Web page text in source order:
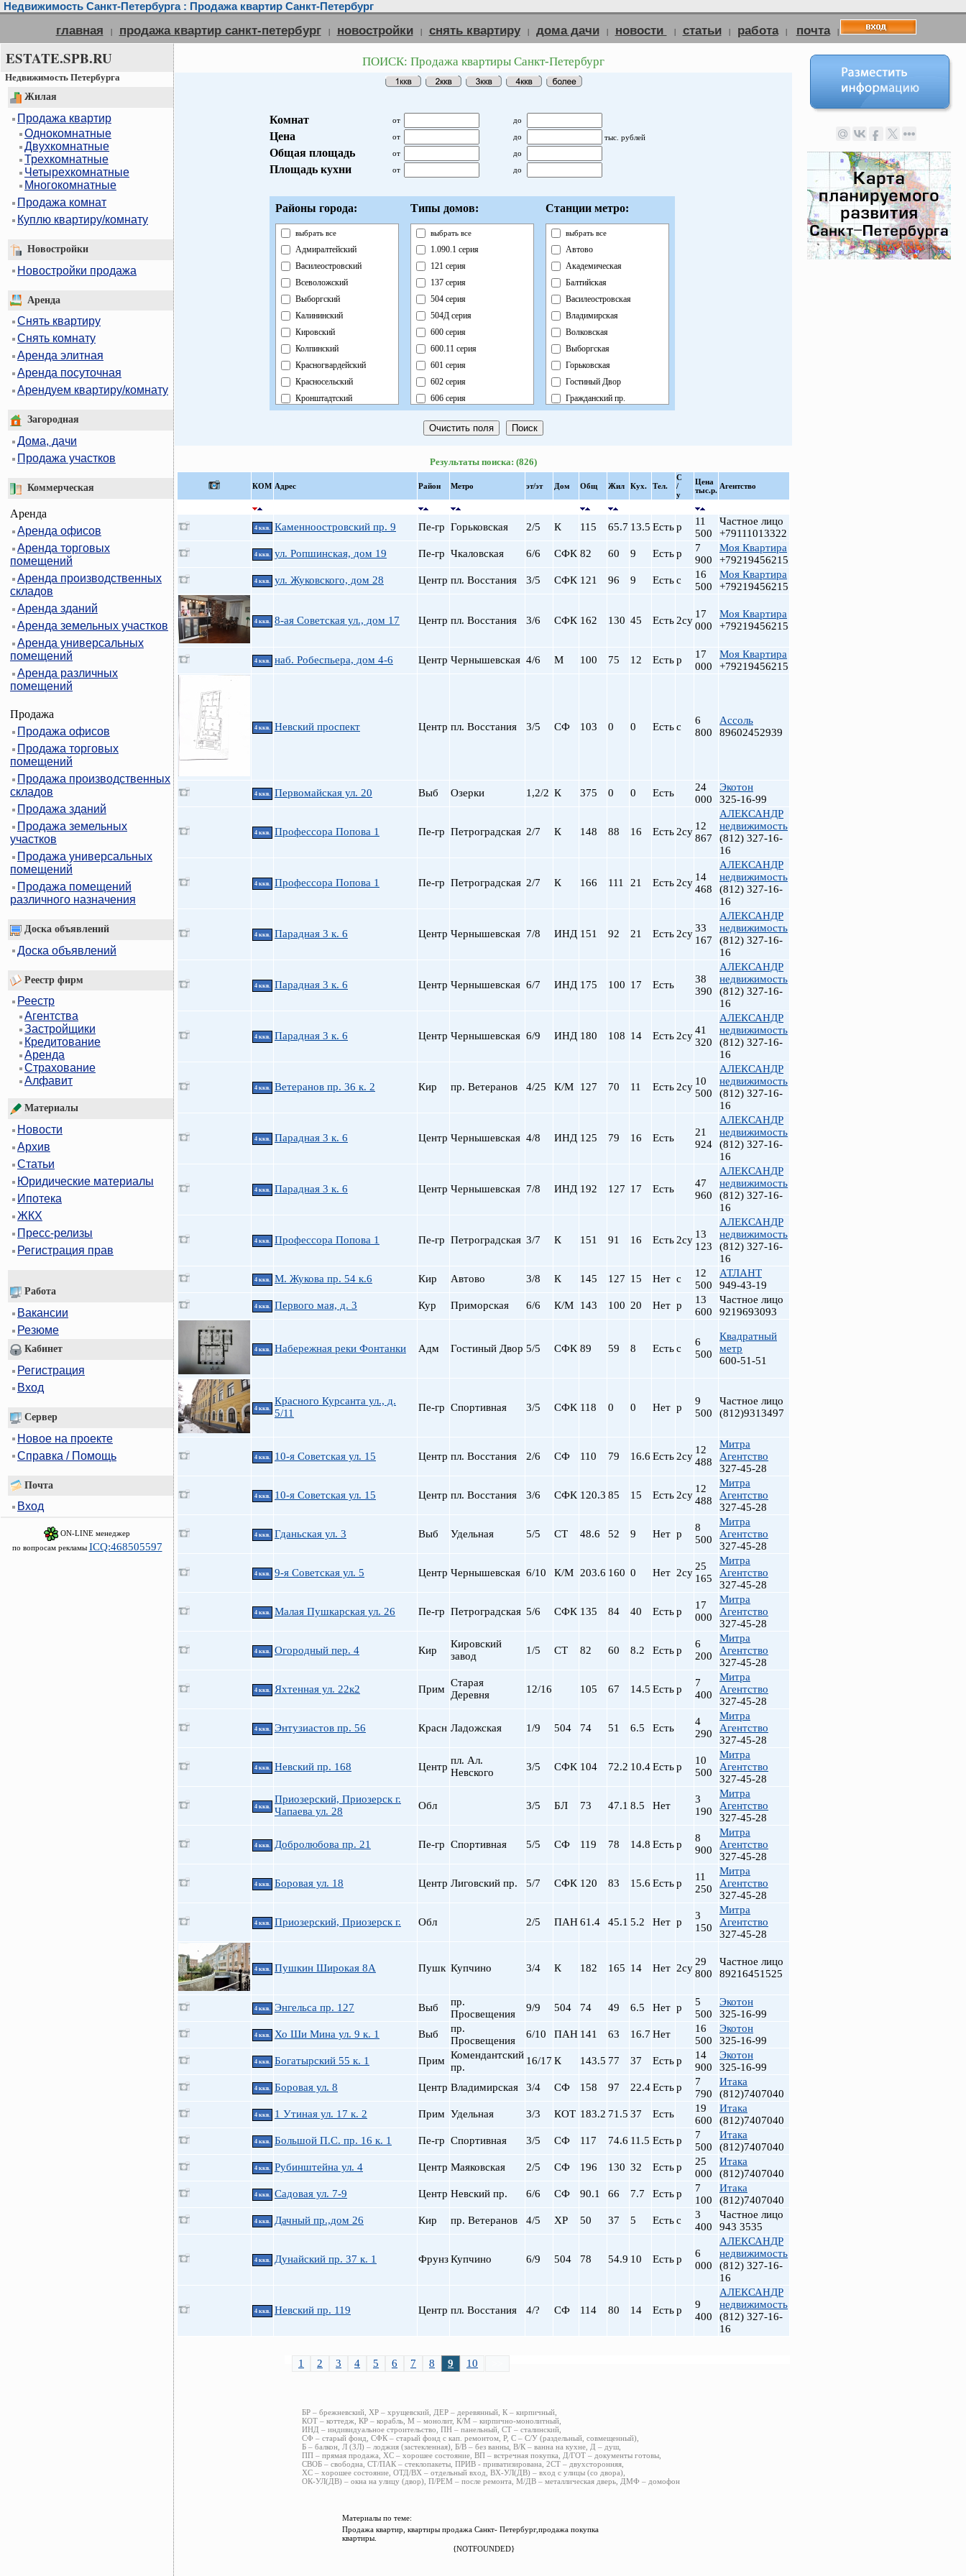
Недвижимость Санкт-Петербурга : Продажа квартир Санкт-Петербург
главная | продажа квартир санкт-петербург | новостройки | снять квартиру | дома дачи | новости | статьи | работа | почта |
ESTATE.SPB.RU
Недвижимость Петербурга
Жилая
Продажа квартир
Однокомнатные
Двухкомнатные
Трехкомнатные
Четырехкомнатные
Многокомнатные
Продажа комнат
Куплю квартиру/комнату
Новостройки
Новостройки продажа
Аренда
Снять квартиру
Снять комнату
Аренда элитная
Аренда посуточная
Арендуем квартиру/комнату
Загородная
Дома, дачи
Продажа участков
Коммерческая
Аренда
Аренда офисов
Аренда торговых
помещений
Аренда производственных
складов
Аренда зданий
Аренда земельных участков
Аренда универсальных
помещений
Аренда различных
помещений
Продажа
Продажа офисов
Продажа торговых
помещений
Продажа производственных
складов
Продажа зданий
Продажа земельных
участков
Продажа универсальных
помещений
Продажа помещений
различного назначения
Доска объявлений
Доска объявлений
Реестр фирм
Реестр
Агентства
Застройщики
Кредитование
Аренда
Страхование
Алфавит
Материалы
Новости
Архив
Статьи
Юридические материалы
Ипотека
ЖКХ
Пресс-релизы
Регистрация прав
Работа
Вакансии
Резюме
Кабинет
Регистрация
Вход
Сервер
Новое на проекте
Справка / Помощь
Почта
Вход
ON-LINE менеджер
по вопросам рекламы ICQ:468505597
ПОИСК: Продажа квартиры Санкт-Петербург
Комнат от до
Цена от до тыс. рублей
Общая площадь от до
Площадь кухни от до
Районы города:
выбрать все
Адмиралтейский
Василеостровский
Всеволожский
Выборгский
Калининский
Кировский
Колпинский
Красногвардейский
Красносельский
Кронштадтский
Петроградский
Приморский
Центральный
Типы домов:
выбрать все
1.090.1 серия
121 серия
137 серия
504 серия
504Д серия
600 серия
600.11 серия
601 серия
602 серия
606 серия
Брежневка
Индивидуальный
Кирпично-Монолитный
Кирпичный
Коттедж
Новый Блочный
Старый фонд (СФ)
Станции метро:
выбрать все
Автово
Академическая
Балтийская
Василеостровская
Владимирская
Волковская
Выборгская
Горьковская
Гостиный Двор
Гражданский пр.
Звенигородская
Кировский завод
Крестовский о-в
Ленинский пр.
Московская
Новочеркасская
Парк Победы
Петроградская
пл. Восстания
Приморская
Рыбацкое
Спортивная
Удельная
Черная речка
Электросила
Результаты поиска: (826)
КOМ Адрес Район Метро эт/эт Дом Общ Жил Кух. Тел.
С
/
у
Цена
тыс.р. Агентство
4 ккв. Каменноостровский пр. 9 Пе-гр Горьковская 2/5 К 115 65.7 13.5 Естьр
11
500
Частное лицо
+79111013322
4 ккв. ул. Ропшинская, дом 19 Пе-гр Чкаловская 6/6 СФК 82 60 9 Естьр
7
900
Моя Квартира
+79219456215
4 ккв. ул. Жуковского, дом 28 Центр пл. Восстания 3/5 СФК 121 96 9 Естьс
16
500
Моя Квартира
+79219456215
4 ккв. 8-ая Советская ул., дом 17 Центр пл. Восстания 3/6 СФК 162 130 45 Есть 2су
17
000
Моя Квартира
+79219456215
4 ккв. наб. Робеспьера, дом 4-6 Центр Чернышевская 4/6 М 100 75 12 Естьр
17
000
Моя Квартира
+79219456215
4 ккв. Невский проспект Центр пл. Восстания 3/5 СФ 103 0 0 Естьс
6
800
Ассоль
89602452939
4 ккв. Первомайская ул. 20 Выб Озерки 1,2/2 К 375 0 0 Есть
24
000
Экотон
325-16-99
4 ккв. Профессора Попова 1 Пе-гр Петроградская 2/7 К 148 88 16 Есть 2су 12
867
АЛЕКСАНДР
недвижимость
(812) 327-16-
16
4 ккв. Профессора Попова 1 Пе-гр Петроградская 2/7 К 166 111 21 Есть 2су 14
468
АЛЕКСАНДР
недвижимость
(812) 327-16-
16
4 ккв. Парадная 3 к. 6 Центр Чернышевская 7/8 ИНД 151 92 21 Есть 2су33
167
АЛЕКСАНДР
недвижимость
(812) 327-16-
16
4 ккв. Парадная 3 к. 6 Центр Чернышевская 6/7 ИНД 175 100 17 Есть
38
390
АЛЕКСАНДР
недвижимость
(812) 327-16-
16
4 ккв. Парадная 3 к. 6 Центр Чернышевская 6/9 ИНД 180 108 14 Есть 2су41
320
АЛЕКСАНДР
недвижимость
(812) 327-16-
16
4 ккв. Ветеранов пр. 36 к. 2 Кир пр. Ветеранов 4/25 К/М 127 70 11 Есть 2су 10
500
АЛЕКСАНДР
недвижимость
(812) 327-16-
16
4 ккв. Парадная 3 к. 6 Центр Чернышевская 4/8 ИНД 125 79 16 Есть
21
924
АЛЕКСАНДР
недвижимость
(812) 327-16-
16
4 ккв. Парадная 3 к. 6 Центр Чернышевская 7/8 ИНД 192 127 17 Есть
47
960
АЛЕКСАНДР
недвижимость
(812) 327-16-
16
4 ккв. Профессора Попова 1 Пе-гр Петроградская 3/7 К 151 91 16 Есть 2су 13
123
АЛЕКСАНДР
недвижимость
(812) 327-16-
16
4 ккв. М. Жукова пр. 54 к.6 Кир Автово 3/8 К 145 127 15 Нет с
12
500
АТЛАНТ
949-43-19
4 ккв. Первого мая, д. 3 Кур Приморская 6/6 К/М 143 100 20 Нет р
13
600
Частное лицо
9219693093
4 ккв. Набережная реки Фонтанки Адм Гостиный Двор 5/5 СФК 89 59 8 Естьс
6
500
Квадратный
метр
600-51-51
4 ккв.
Красного Курсанта ул., д.
5/11
Пе-гр Спортивная 3/5 СФК 118 0 0 Нет р
9
500
Частное лицо
(812)9313497
4 ккв. 10-я Советская ул. 15 Центр пл. Восстания 2/6 СФ 110 79 16.6 Есть 2су
12
488
Митра
Агентство
327-45-28
4 ккв. 10-я Советская ул. 15 Центр пл. Восстания 3/6 СФК 120.3 85 15 Есть 2су
12
488
Митра
Агентство
327-45-28
4 ккв. Гданьская ул. 3 Выб Удельная 5/5 СТ 48.6 52 9 Нет р
8
500
Митра
Агентство
327-45-28
4 ккв. 9-я Советская ул. 5 Центр Чернышевская 6/10 К/М 203.6 160 0 Нет 2су
25
165
Митра
Агентство
327-45-28
4 ккв. Малая Пушкарская ул. 26 Пе-гр Петроградская 5/6 СФК 135 84 40 Естьр
17
000
Митра
Агентство
327-45-28
4 ккв. Огородный пер. 4 Кир
Кировский
завод
1/5 СТ 82 60 8.2 Естьр
6
200
Митра
Агентство
327-45-28
4 ккв. Яхтенная ул. 22к2 Прим
Старая
Деревня
12/16 105 67 14.5 Естьр
7
400
Митра
Агентство
327-45-28
4 ккв. Энтузиастов пр. 56 Красн Ладожская 1/9 504 74 51 6.5 Есть
4
290
Митра
Агентство
327-45-28
4 ккв. Невский пр. 168 Центр
пл. Ал.
Невского
3/5 СФК 104 72.2 10.4Естьр
10
500
Митра
Агентство
327-45-28
4 ккв.
Приозерский, Приозерск г.
Чапаева ул. 28
Обл 3/5 БЛ 73 47.1 8.5 Нет
3
190
Митра
Агентство
327-45-28
4 ккв. Добролюбова пр. 21 Пе-гр Спортивная 5/5 СФ 119 78 14.8 Естьр
8
900
Митра
Агентство
327-45-28
4 ккв. Боровая ул. 18 Центр Лиговский пр. 5/7 СФК 120 83 15.6 Естьр
11
250
Митра
Агентство
327-45-28
4 ккв. Приозерский, Приозерск г. Обл 2/5 ПАН61.4 45.1 5.2 Нет р
3
150
Митра
Агентство
327-45-28
4 ккв. Пушкин Широкая 8А Пушк Купчино 3/4 К 182 165 14 Нет 2су
29
800
Частное лицо
89216451525
4 ккв. Энгельса пр. 127 Выб
пр.
Просвещения
9/9 504 74 49 6.5 Нет р
5
500
Экотон
325-16-99
4 ккв. Хо Ши Мина ул. 9 к. 1 Выб
пр.
Просвещения
6/10 ПАН 141 63 16.7 Нет
16
500
Экотон
325-16-99
4 ккв. Богатырский 55 к. 1 Прим Комендантский
пр.
16/17 К 143.5 77 37 Естьр
14
900
Экотон
325-16-99
4 ккв. Боровая ул. 8 Центр Владимирская 3/4 СФ 158 97 22.4Естьр
7
790
Итака
(812)7407040
4 ккв. 1 Утиная ул. 17 к. 2 Прим Удельная 3/3 КОТ 183.2 71.5 37 Есть
19
600
Итака
(812)7407040
4 ккв. Большой П.С. пр. 16 к. 1 Пе-гр Спортивная 3/5 СФ 117 74.6 11.5 Естьр
7
500
Итака
(812)7407040
4 ккв. Рубинштейна ул. 4 Центр Маяковская 2/5 СФ 196 130 32 Естьр
25
000
Итака
(812)7407040
4 ккв. Садовая ул. 7-9 Центр Невский пр. 6/6 СФ 90.1 66 7.7 Естьр
7
100
Итака
(812)7407040
4 ккв. Дачный пр.,дом 26 Кир пр. Ветеранов 4/5 ХР 50 37 5 Естьс
3
400
Частное лицо
943 3535
4 ккв. Дунайский пр. 37 к. 1 ФрунзКупчино 6/9 504 78 54.9 10 Естьр
6
000
АЛЕКСАНДР
недвижимость
(812) 327-16-
16
4 ккв. Невский пр. 119 Центр пл. Восстания 4/? СФ 114 80 14 Естьр
9
400
АЛЕКСАНДР
недвижимость
(812) 327-16-
16
1 2 3 4 5 6 7 8 9 10
БР – брежневский, ХР – хрущевский, ДЕР – деревянный, К – кирпичный,
КОТ – коттедж, КР – корабль, М – монолит, К/М – кирпично-монолитный,
ИНД – индивидуальное строительство, ПН – панельный, СТ – сталинский,
СФ – старый фонд, СФК – старый фонд с кап. ремонтом, Р, С – С/У (раздельный, совмещенный),
Б – балкон, Л (ЗЛ) – лоджия (застекленная), Б/В – без ванны, В/К – ванна на кухне, Д – душ,
ПП – прямая продажа, ХС – хорошее состояние, ВП – встречная покупка, Д/ГОТ – документы готовы,
СВОБ – свободна, СТ/ПАК – стеклопакеты, ПРИВ - приватизирована, 2СТ – двухсторонняя,
ХС – хорошее состояние, ОТД/ВХ – отдельный вход, ВХ-УЛ(ДВ) – вход с улицы (со двора),
ОК-УЛ(ДВ) – окна на улицу (двор), П/РЕМ – после ремонта, М/ДВ – металлическая дверь, ДМФ – домофон
Материалы по теме:
Продажа квартир, квартиры продажа Санкт- Петербург,продажа покупка
квартиры.
{NOTFOUNDED}